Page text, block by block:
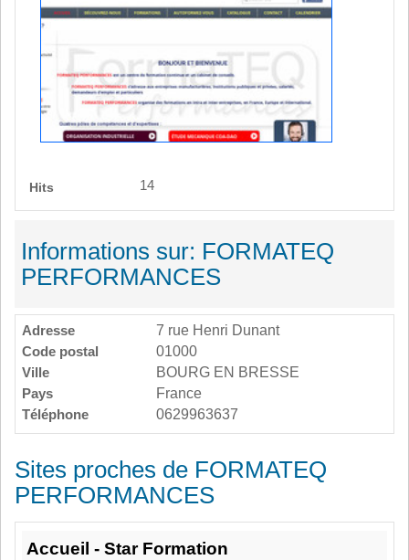
Hits 14
Informations sur: FORMATEQ
PERFORMANCES
Adresse
7 rue Henri Dunant
Code postal
01000
Ville
BOURG EN BRESSE
Pays
France
Téléphone
0629963637
Sites proches de FORMATEQ
PERFORMANCES
Accueil - Star Formation